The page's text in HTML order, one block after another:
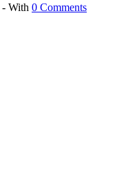
- With 0 Comments